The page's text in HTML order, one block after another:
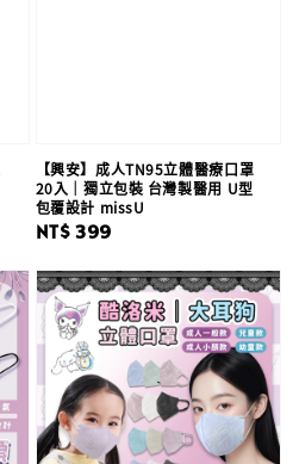
【興安】成人TN95立體醫療口罩
20入｜獨立包裝 台灣製醫用 U型
包覆設計 missU
Regular
NT$ 399